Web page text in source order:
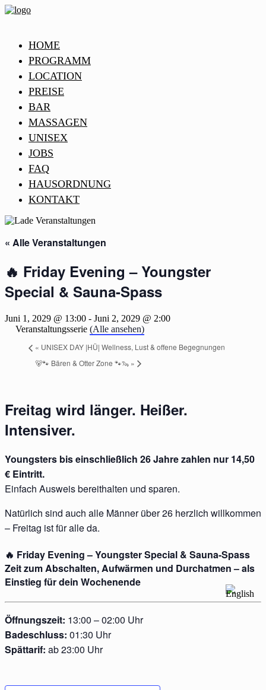
HOME
PROGRAMM
LOCATION
PREISE
BAR
MASSAGEN
UNISEX
JOBS
FAQ
HAUSORDNUNG
KONTAKT
« Alle Veranstaltungen
🔥 Friday Evening – Youngster
Special & Sauna-Spass
Juni 1, 2029 @ 13:00 - Juni 2, 2029 @ 2:00
Veranstaltungsserie (Alle ansehen)
« UNISEX DAY |HÜ| Wellness, Lust & offene Begegnungen
🐻🐾 Bären & Otter Zone 🐾🦦 »
Freitag wird länger. Heißer.
Intensiver.
Youngsters bis einschließlich 26 Jahre zahlen nur 14,50
€ Eintritt.
Einfach Ausweis bereithalten und sparen.
Natürlich sind auch alle Männer über 26 herzlich willkommen
– Freitag ist für alle da.
🔥 Friday Evening – Youngster Special & Sauna-Spass
Zeit zum Abschalten, Aufwärmen und Durchatmen – als
Einstieg für dein Wochenende
Öffnungszeit: 13:00 – 02:00 Uhr
Badeschluss: 01:30 Uhr
Spättarif: ab 23:00 Uhr